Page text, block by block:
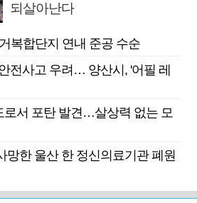
되살아난다
복합단지 연내 준공 수순
전사고 우려… 양산시, '어필 레
로서 포탄 발견…살상력 없는 모
망한 울산 한 정신의료기관 폐원